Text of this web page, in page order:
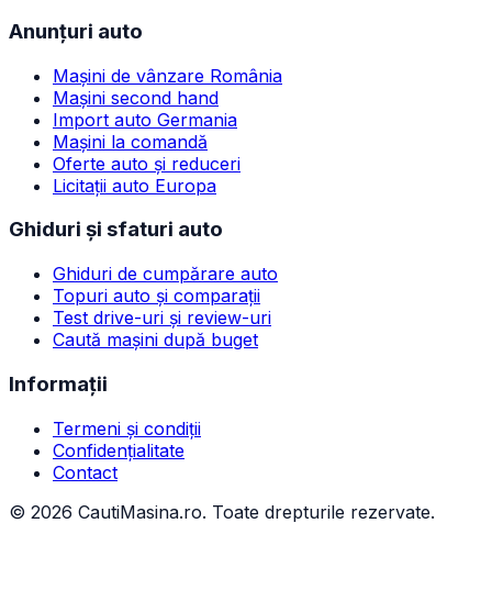
Anunțuri auto
Mașini de vânzare România
Mașini second hand
Import auto Germania
Mașini la comandă
Oferte auto și reduceri
Licitații auto Europa
Ghiduri și sfaturi auto
Ghiduri de cumpărare auto
Topuri auto și comparații
Test drive-uri și review-uri
Caută mașini după buget
Informații
Termeni și condiții
Confidențialitate
Contact
© 2026 CautiMasina.ro. Toate drepturile rezervate.